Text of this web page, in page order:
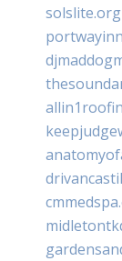
solslite.org